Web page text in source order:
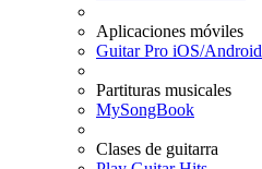
Aplicaciones móviles
Guitar Pro iOS/Android
Partituras musicales
MySongBook
Clases de guitarra